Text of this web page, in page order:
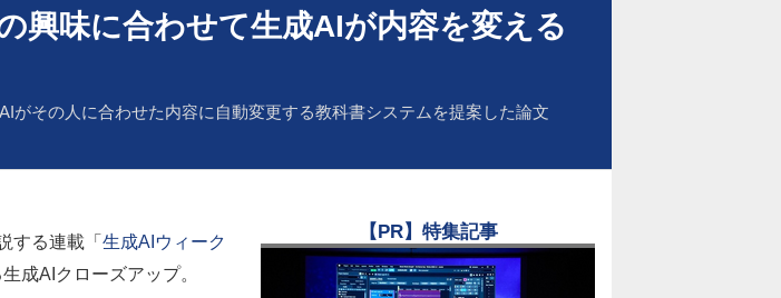
興味に合わせて生成AIが内容を変える
その人に合わせた内容に自動変更する教科書システムを提案した論文
する連載「生成AIウィーク
成AIクローズアップ。
【PR】特集記事